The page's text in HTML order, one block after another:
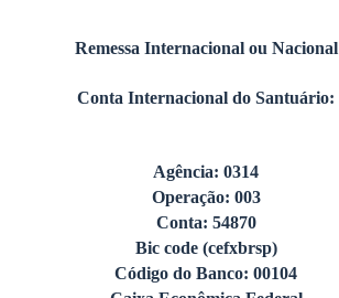
Remessa Internacional ou Nacional
Conta Internacional do Santuário:
Agência: 0314
Operação: 003
Conta: 54870
Bic code (cefxbrsp)
Código do Banco: 00104